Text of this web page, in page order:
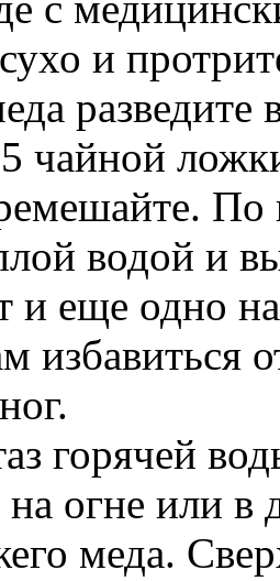
и
разведите
чайной
По
водой и
и еще одно
избавиться
горячей
на огне или в
меда.